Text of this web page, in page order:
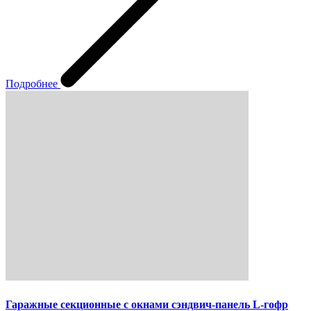
Подробнее
Гаражные секционные с окнами сэндвич-панель L-гофр